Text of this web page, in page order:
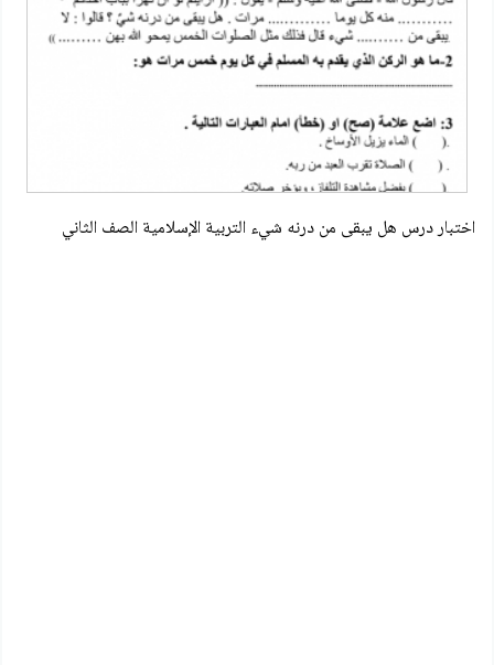
اختبار درس هل يبقى من درنه شيء التربية الإسلامية الصف الثاني